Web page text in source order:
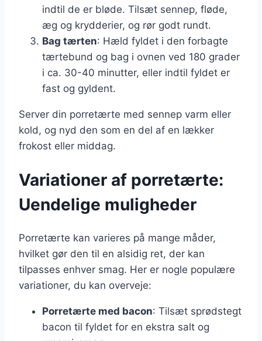
indtil de er bløde. Tilsæt sennep, fløde,
æg og krydderier, og rør godt rundt.
Bag tærten: Hæld fyldet i den forbagte
tærtebund og bag i ovnen ved 180 grader
i ca. 30-40 minutter, eller indtil fyldet er
fast og gyldent.
Server din porretærte med sennep varm eller
kold, og nyd den som en del af en lækker
frokost eller middag.
Variationer af porretærte:
Uendelige muligheder
Porretærte kan varieres på mange måder,
hvilket gør den til en alsidig ret, der kan
tilpasses enhver smag. Her er nogle populære
variationer, du kan overveje:
Porretærte med bacon: Tilsæt sprødstegt
bacon til fyldet for en ekstra salt og